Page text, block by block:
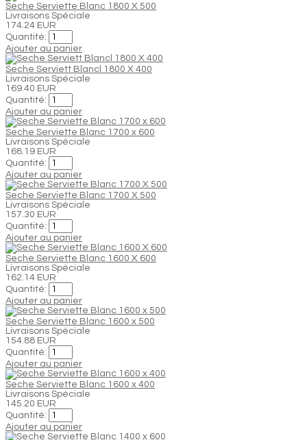
Seche Serviette Blanc 1800 X 500
Livraisons Spéciale
174.24 EUR
Quantité:
Ajouter au panier
Seche Serviett Blancl 1800 X 400
Livraisons Spéciale
169.40 EUR
Quantité:
Ajouter au panier
Seche Serviette Blanc 1700 x 600
Livraisons Spéciale
168.19 EUR
Quantité:
Ajouter au panier
Seche Serviette Blanc 1700 X 500
Livraisons Spéciale
157.30 EUR
Quantité:
Ajouter au panier
Seche Serviette Blanc 1600 X 600
Livraisons Spéciale
162.14 EUR
Quantité:
Ajouter au panier
Seche Serviette Blanc 1600 x 500
Livraisons Spéciale
154.88 EUR
Quantité:
Ajouter au panier
Seche Serviette Blanc 1600 x 400
Livraisons Spéciale
145.20 EUR
Quantité:
Ajouter au panier